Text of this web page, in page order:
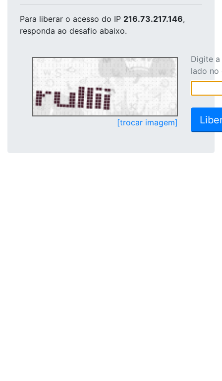
Para liberar o acesso do IP 216.73.217.146,
responda ao desafio abaixo.
[trocar imagem]
Digite
lado no